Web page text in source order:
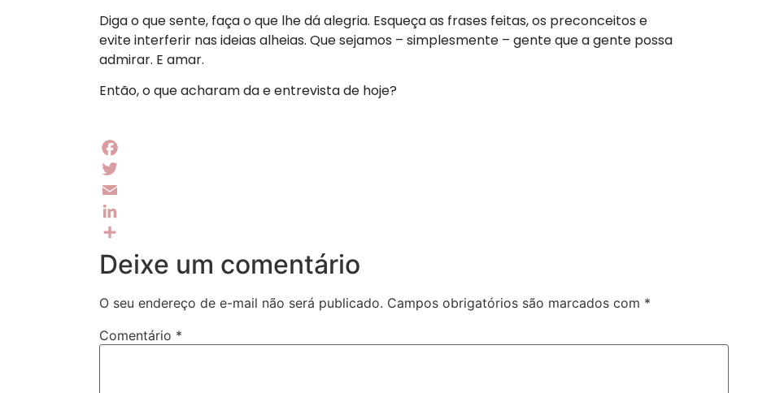
Diga o que sente, faça o que lhe dá alegria. Esqueça as frases feitas, os preconceitos e
evite interferir nas ideias alheias. Que sejamos – simplesmente – gente que a gente possa
admirar. E amar.
Então, o que acharam da e entrevista de hoje?
Facebook
Twitter
Email
LinkedIn
Share
Deixe um comentário
O seu endereço de e-mail não será publicado. Campos obrigatórios são marcados com *
Comentário *